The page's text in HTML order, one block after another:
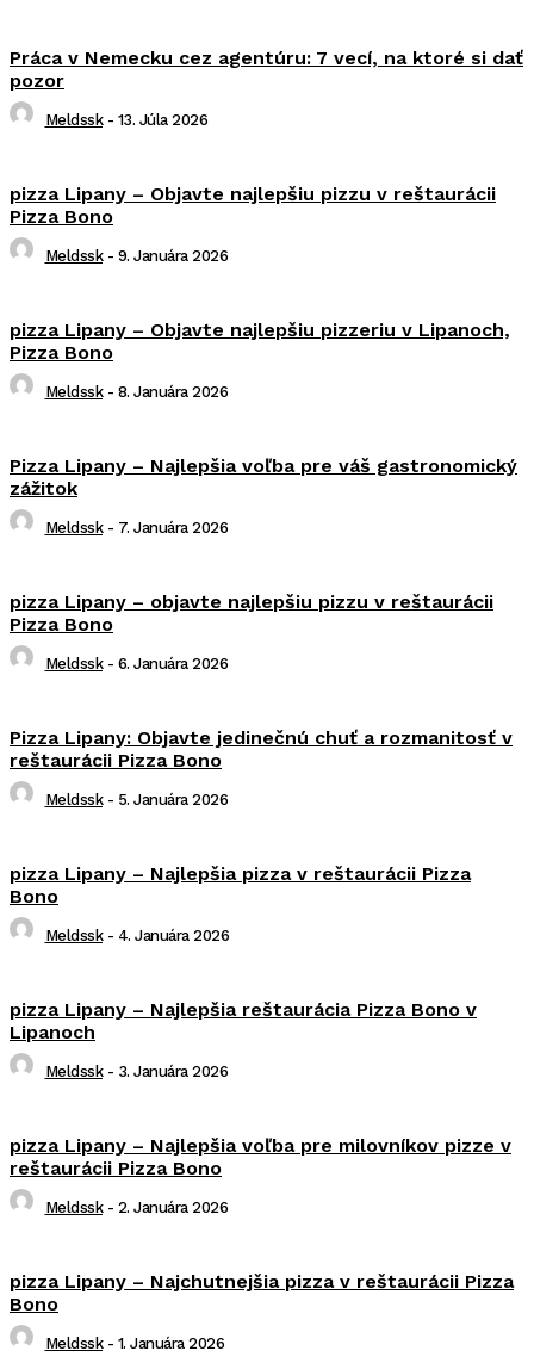
Práca v Nemecku cez agentúru: 7 vecí, na ktoré si dať
pozor
Meldssk - 13. Júla 2026
pizza Lipany – Objavte najlepšiu pizzu v reštaurácii
Pizza Bono
Meldssk - 9. Januára 2026
pizza Lipany – Objavte najlepšiu pizzeriu v Lipanoch,
Pizza Bono
Meldssk - 8. Januára 2026
Pizza Lipany – Najlepšia voľba pre váš gastronomický
zážitok
Meldssk - 7. Januára 2026
pizza Lipany – objavte najlepšiu pizzu v reštaurácii
Pizza Bono
Meldssk - 6. Januára 2026
Pizza Lipany: Objavte jedinečnú chuť a rozmanitosť v
reštaurácii Pizza Bono
Meldssk - 5. Januára 2026
pizza Lipany – Najlepšia pizza v reštaurácii Pizza
Bono
Meldssk - 4. Januára 2026
pizza Lipany – Najlepšia reštaurácia Pizza Bono v
Lipanoch
Meldssk - 3. Januára 2026
pizza Lipany – Najlepšia voľba pre milovníkov pizze v
reštaurácii Pizza Bono
Meldssk - 2. Januára 2026
pizza Lipany – Najchutnejšia pizza v reštaurácii Pizza
Bono
Meldssk - 1. Januára 2026